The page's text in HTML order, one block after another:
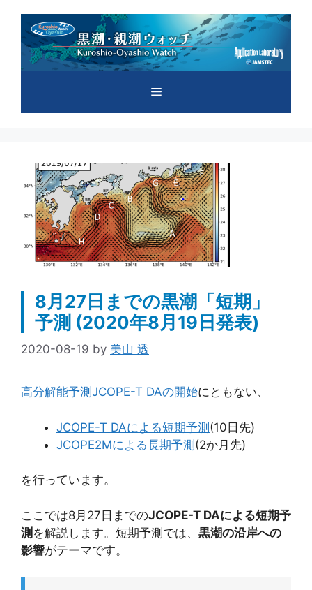
メ
ュ
ー
8月27日までの黒潮「短期」
予測 (2020年8月19日発表)
2020-08-19 by 美山 透
高分解能予測JCOPE-T DAの開始にともない、
JCOPE-T DAによる短期予測(10日先)
JCOPE2Mによる長期予測(2か月先)
を行っています。
ここでは8月27日までのJCOPE-T DAによる短期予
測 を解説します。短期予測では、 黒潮の沿岸への
影響がテーマです。